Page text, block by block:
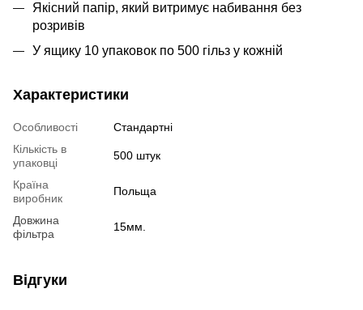
Якісний папір, який витримує набивання без
розривів
У ящику 10 упаковок по 500 гільз у кожній
Характеристики
Особливості
Стандартні
Кількість в
упаковці
500 штук
Країна
виробник
Польща
Довжина
фільтра
15мм.
Відгуки